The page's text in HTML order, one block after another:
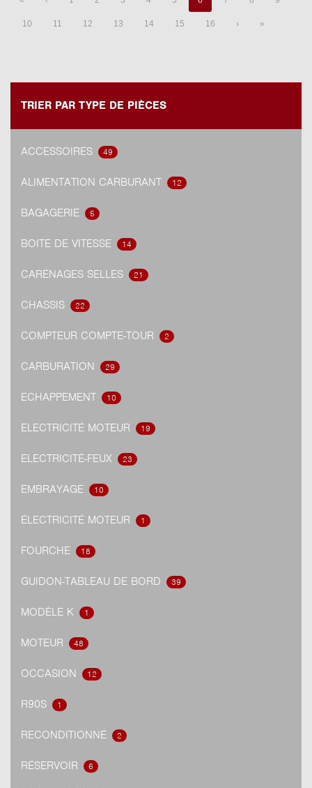
10 11 12 13 14 15 16 › »
TRIER PAR TYPE DE PIÈCES
ACCESSOIRES 49
ALIMENTATION CARBURANT 12
BAGAGERIE 5
BOITE DE VITESSE 14
CARÉNAGES SELLES 21
CHASSIS 22
COMPTEUR COMPTE-TOUR 2
CARBURATION 29
ECHAPPEMENT 10
ELECTRICITÉ MOTEUR 19
ELECTRICITÉ-FEUX 23
EMBRAYAGE 10
ÉLECTRICITÉ MOTEUR 1
FOURCHE 18
GUIDON-TABLEAU DE BORD 39
MODÈLE K 1
MOTEUR 48
OCCASION 12
R90S 1
RECONDITIONNÉ 2
RÉSERVOIR 6